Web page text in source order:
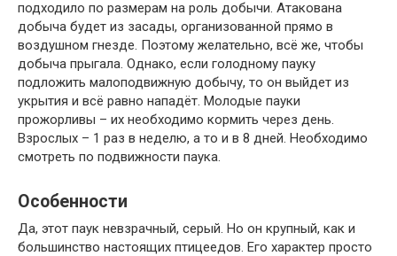
подходило по размерам на роль добычи. Атакована
добыча будет из засады, организованной прямо в
воздушном гнезде. Поэтому желательно, всё же, чтобы
добыча прыгала. Однако, если голодному пауку
подложить малоподвижную добычу, то он выйдет из
укрытия и всё равно нападёт. Молодые пауки
прожорливы – их необходимо кормить через день.
Взрослых – 1 раз в неделю, а то и в 8 дней. Необходимо
смотреть по подвижности паука.
Особенности
Да, этот паук невзрачный, серый. Но он крупный, как и
большинство настоящих птицеедов. Его характер просто